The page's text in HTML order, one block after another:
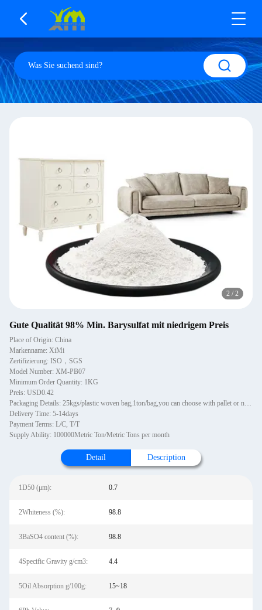
2 / 2
Gute Qualität 98% Min. Barysulfat mit niedrigem Preis
Place of Origin: China
Markenname: XiMi
Zertifizierung: ISO，SGS
Model Number: XM-PB07
Minimum Order Quantity: 1KG
Preis: USD0.42
Packaging Details: 25kgs/plastic woven bag,1ton/bag,you can choose with pallet or not wooden pallets, 1~1.2MT per pallet. 20 pallets in one 20'GP container. Pallets are PE wrapped and strapped.
Delivery Time: 5-14days
Payment Terms: L/C, T/T
Supply Ability: 100000Metric Ton/Metric Tons per month
Detail Description
1D50 (μm): 0.7
2Whiteness (%): 98.8
3BaSO4 content (%): 98.8
4Specific Gravity g/cm3: 4.4
5Oil Absorption g/100g: 15~18